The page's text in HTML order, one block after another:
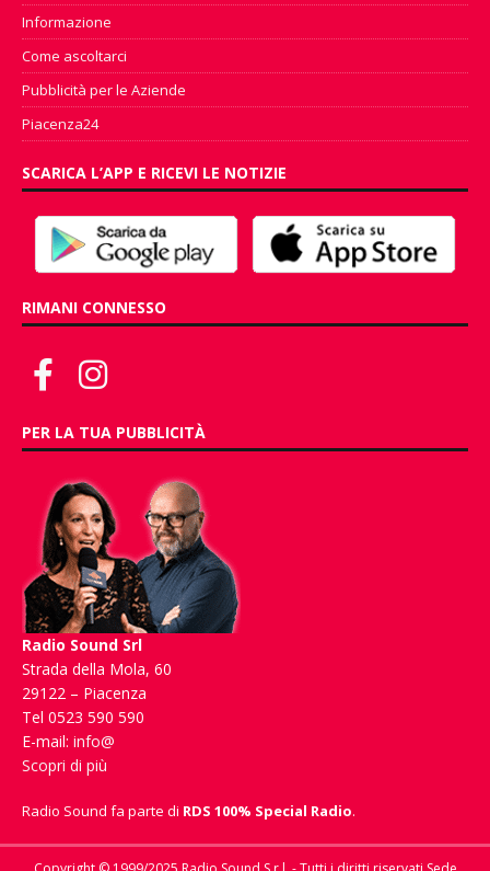
Informazione
Come ascoltarci
Pubblicità per le Aziende
Piacenza24
SCARICA L’APP E RICEVI LE NOTIZIE
RIMANI CONNESSO
PER LA TUA PUBBLICITÀ
Radio Sound Srl
Strada della Mola, 60
29122 – Piacenza
Tel 0523 590 590
E-mail: info@
Scopri di più
Radio Sound fa parte di RDS 100% Special Radio.